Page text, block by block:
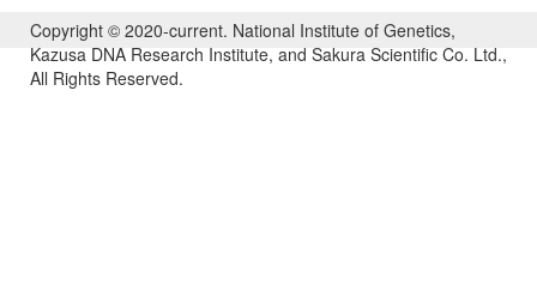
Copyright © 2020-current. National Institute of Genetics,
Kazusa DNA Research Institute, and Sakura Scientific Co. Ltd.,
All Rights Reserved.